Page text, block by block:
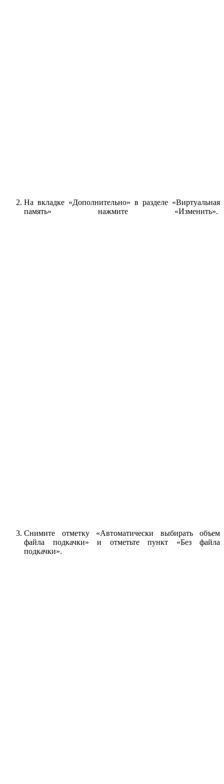
На вкладке «Дополнительно» в разделе «Виртуальная
память» нажмите «Изменить».
Снимите отметку «Автоматически выбирать объем
файла подкачки» и отметьте пункт «Без файла
подкачки».